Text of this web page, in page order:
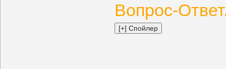
Вопрос-